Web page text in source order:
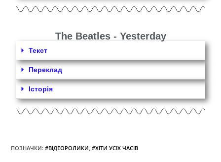
The Beatles - Yesterday
Текст
Переклад
Історія
ПОЗНАЧКИ:#ВІДЕОРОЛИКИ, #ХІТИ УСІХ ЧАСІВ